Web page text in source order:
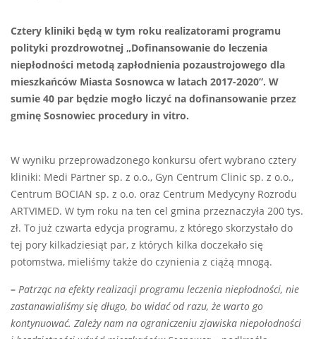
Cztery kliniki będą w tym roku realizatorami programu
polityki prozdrowotnej „Dofinansowanie do leczenia
niepłodności metodą zapłodnienia pozaustrojowego dla
mieszkańców Miasta Sosnowca w latach 2017-2020”. W
sumie 40 par będzie mogło liczyć na dofinansowanie przez
gminę Sosnowiec procedury in vitro.
W wyniku przeprowadzonego konkursu ofert wybrano cztery
kliniki: Medi Partner sp. z o.o., Gyn Centrum Clinic sp. z o.o.,
Centrum BOCIAN sp. z o.o. oraz Centrum Medycyny Rozrodu
ARTVIMED. W tym roku na ten cel gmina przeznaczyła 200 tys.
zł. To już czwarta edycja programu, z którego skorzystało do
tej pory kilkadziesiąt par, z których kilka doczekało się
potomstwa, mieliśmy także do czynienia z ciążą mnogą.
– Patrząc na efekty realizacji programu leczenia niepłodności, nie
zastanawialiśmy się długo, bo widać od razu, że warto go
kontynuować. Zależy nam na ograniczeniu zjawiska niepołodności